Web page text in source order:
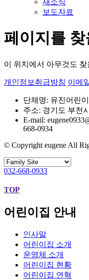
새소식
보도자료
페이지를
이 위치에서 아무것도
개인정보취급방침 이메
단체명: 유진어린
주소: 경기도 부천
E-mail:
668-0934
© Copyright eugene All
032-668-0933
TOP
어린이집 안내
인사말
어린이집 소개
운영체 소개
어린이집 현황
어린이집 연혁